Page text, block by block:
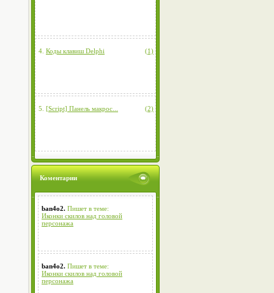
4. Коды клавиш Delphi (1)
5. [Script] Панель макрос... (2)
Коментарии
ban4o2. Пишет в теме:
Иконки скилов над головой
персонажа
ban4o2. Пишет в теме:
Иконки скилов над головой
персонажа